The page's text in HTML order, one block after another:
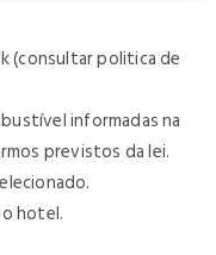
(consultar politica de
informadas na
previstos da lei.
hotel.